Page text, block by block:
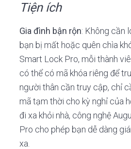
Tiện ích
Gia đình bận rộn: Không cần
bạn bị mất hoặc quên chìa
Smart Lock Pro, mỗi thành
có thể có mã khóa riêng để
người thân cần truy cập, chỉ
mã tạm thời cho kỳ nghỉ của
đi xa khỏi nhà, công nghệ
Pro cho phép bạn dễ dàng
xa.